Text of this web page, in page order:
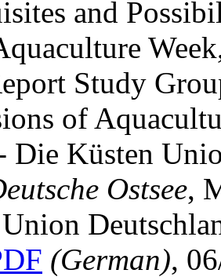
and
Study
of
Die Küsten
Ostsee,
(German),